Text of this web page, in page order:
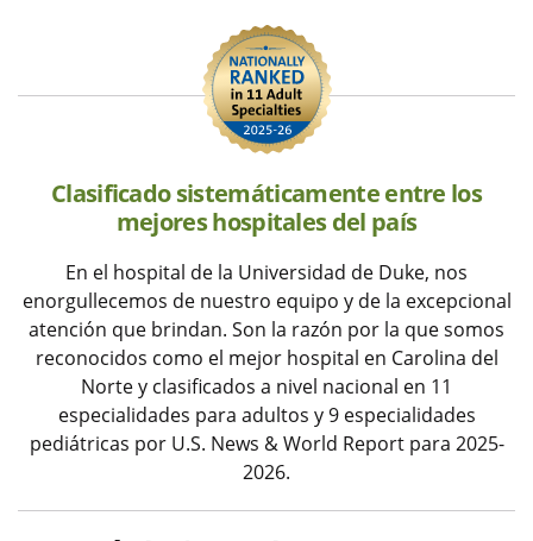
Clasificado sistemáticamente entre los
mejores hospitales del país
En el hospital de la Universidad de Duke, nos
enorgullecemos de nuestro equipo y de la excepcional
atención que brindan. Son la razón por la que somos
reconocidos como el mejor hospital en Carolina del
Norte y clasificados a nivel nacional en 11
especialidades para adultos y 9 especialidades
pediátricas por U.S. News & World Report para 2025-
2026.